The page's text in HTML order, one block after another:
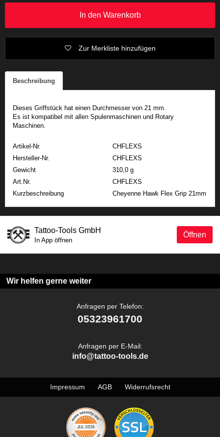
In den Warenkorb
Zur Merkliste hinzufügen
Beschreibung
Dieses Griffstück hat einen Durchmesser von 21 mm.
Es ist kompatibel mit allen Spulenmaschinen und Rotary
Maschinen.
Artikel-Nr.
CHFLEXS
Hersteller-Nr.
CHFLEXS
Gewicht
310,0 g
Art.Nr.
CHFLEXS
Kurzbeschreibung
Cheyenne Hawk Flex Grip 21mm
Öffnen
Tattoo-Tools GmbH
In App öffnen
Wir helfen gerne weiter
Anfragen per Telefon:
05323961700
Anfragen per E-Mail:
info@tattoo-tools.de
Impressum AGB Widerrufsrecht